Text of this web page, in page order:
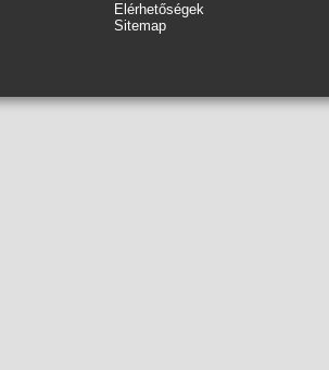
Elérhetőségek
Sitemap